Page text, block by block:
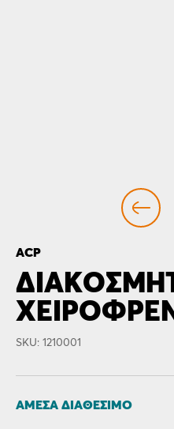
ACP
SKU: 1210001
ΆΜΕΣΑ ΔΙΑΘΈΣΙΜΟ